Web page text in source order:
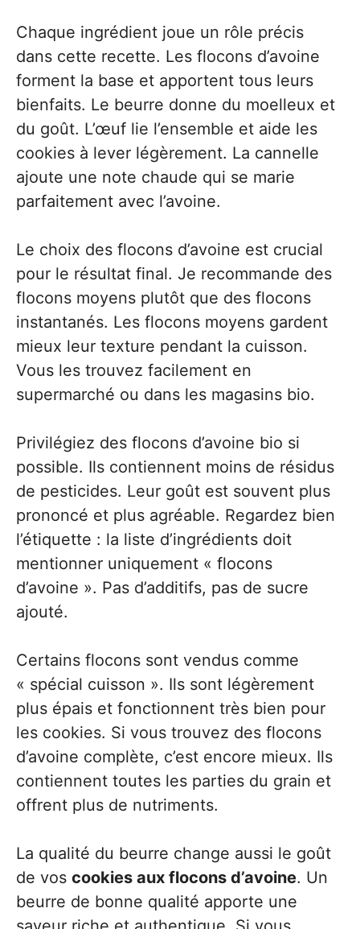
Chaque ingrédient joue un rôle précis
dans cette recette. Les flocons d’avoine
forment la base et apportent tous leurs
bienfaits. Le beurre donne du moelleux et
du goût. L’œuf lie l’ensemble et aide les
cookies à lever légèrement. La cannelle
ajoute une note chaude qui se marie
parfaitement avec l’avoine.
Le choix des flocons d’avoine est crucial
pour le résultat final. Je recommande des
flocons moyens plutôt que des flocons
instantanés. Les flocons moyens gardent
mieux leur texture pendant la cuisson.
Vous les trouvez facilement en
supermarché ou dans les magasins bio.
Privilégiez des flocons d’avoine bio si
possible. Ils contiennent moins de résidus
de pesticides. Leur goût est souvent plus
prononcé et plus agréable. Regardez bien
l’étiquette : la liste d’ingrédients doit
mentionner uniquement « flocons
d’avoine ». Pas d’additifs, pas de sucre
ajouté.
Certains flocons sont vendus comme
« spécial cuisson ». Ils sont légèrement
plus épais et fonctionnent très bien pour
les cookies. Si vous trouvez des flocons
d’avoine complète, c’est encore mieux. Ils
contiennent toutes les parties du grain et
offrent plus de nutriments.
La qualité du beurre change aussi le goût
de vos cookies aux flocons d’avoine. Un
beurre de bonne qualité apporte une